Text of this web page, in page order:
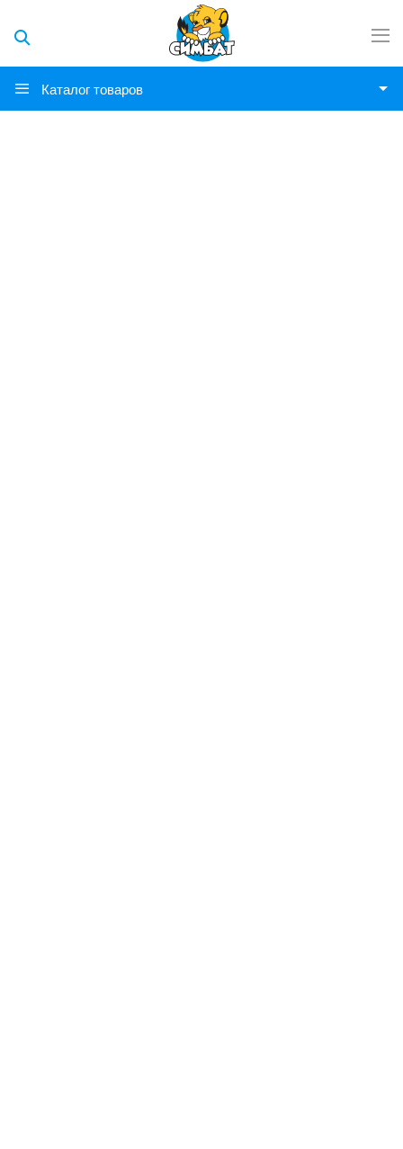
Каталог товаров